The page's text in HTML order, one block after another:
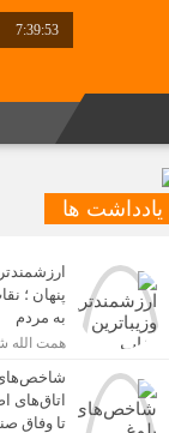
7:39:54
یادداشت ها
پنهان ؛
به مردم
همت الله
شاخص‌های
اتاق‌های
تا وفاق